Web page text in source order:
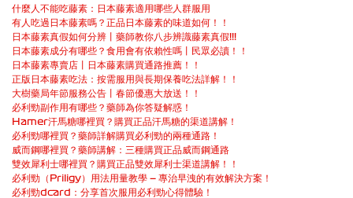
什麼人不能吃藤素：日本藤素適用哪些人群服用
有人吃過日本藤素嗎？正品日本藤素的味道如何！！
日本藤素真假如何分辨丨藥師教你八步辨識藤素真假!!!
日本藤素成分有哪些？食用會有依賴性嗎丨民眾必讀！！
日本藤素專賣店丨日本藤素購買通路推薦！！
正版日本藤素吃法：按需服用與長期保養吃法詳解！！
大樹藥局年節服務公告丨春節優惠大放送！！
必利勁副作用有哪些？藥師為你答疑解惑！
Hamer汗馬糖哪裡買？購買正品汗馬糖的渠道講解！
必利勁哪裡買？藥師詳解購買必利勁的兩種通路！
威而鋼哪裡買？藥師講解：三種購買正品威而鋼通路
雙效犀利士哪裡買？購買正品雙效犀利士渠道講解！！
必利勁（Priligy）用法用量教學 — 專治早洩的有效解決方案！
必利勁dcard：分享首次服用必利勁心得體驗！